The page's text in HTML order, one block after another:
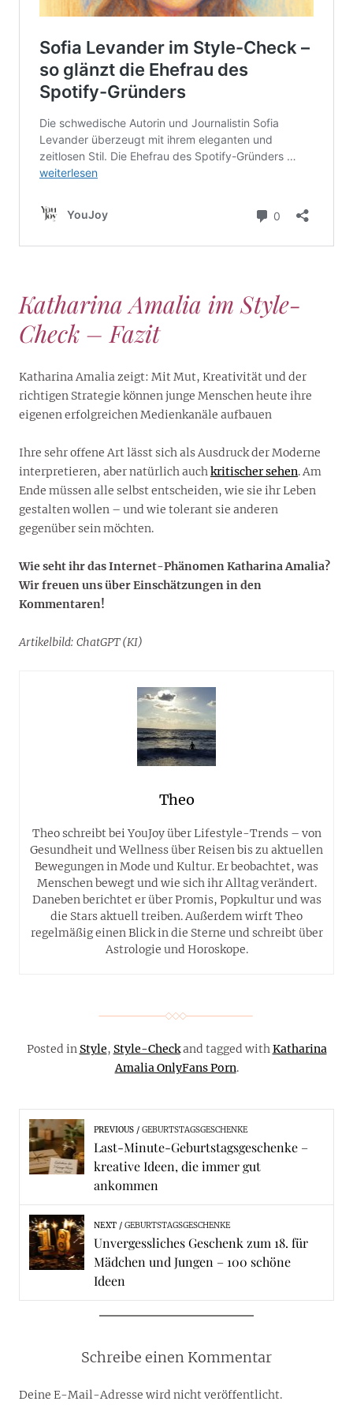
Katharina Amalia im Style-
Check – Fazit
Katharina Amalia zeigt: Mit Mut, Kreativität und der
richtigen Strategie können junge Menschen heute ihre
eigenen erfolgreichen Medienkanäle aufbauen
Ihre sehr offene Art lässt sich als Ausdruck der Moderne
interpretieren, aber natürlich auchkritischer sehen. Am
Ende müssen alle selbst entscheiden, wie sie ihr Leben
gestalten wollen – und wie tolerant sie anderen
gegenüber sein möchten.
Wie seht ihr das Internet-Phänomen Katharina Amalia?
Wir freuen uns über Einschätzungen in den
Kommentaren!
Artikelbild: ChatGPT (KI)
Theo
Theo schreibt bei YouJoy über Lifestyle-Trends – von
Gesundheit und Wellness über Reisen bis zu aktuellen
Bewegungen in Mode und Kultur. Er beobachtet, was
Menschen bewegt und wie sich ihr Alltag verändert.
Daneben berichtet er über Promis, Popkultur und was
die Stars aktuell treiben. Außerdem wirft Theo
regelmäßig einen Blick in die Sterne und schreibt über
Astrologie und Horoskope.
Posted in Style, Style-Checkand tagged withKatharina
Amalia OnlyFans Porn.
PREVIOUS GEBURTSTAGSGESCHENKE
Last-Minute-Geburtstagsgeschenke –
kreative Ideen, die immer gut
ankommen
NEXT GEBURTSTAGSGESCHENKE
Unvergessliches Geschenk zum 18. für
Mädchen und Jungen – 100 schöne
Ideen
Schreibe einen Kommentar
Deine E-Mail-Adresse wird nicht veröffentlicht.